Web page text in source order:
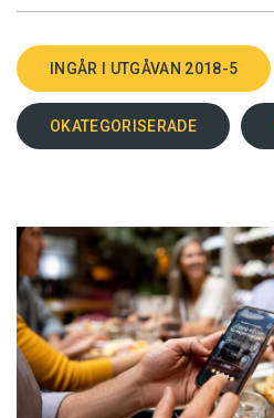
INGÅR I UTGÅVAN 2018-5
OKATEGORISERADE